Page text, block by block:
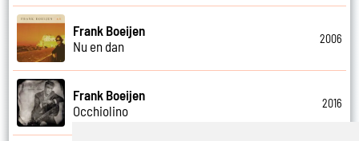
Frank Boeijen
Nu en dan
2006
Frank Boeijen
Occhiolino
2016